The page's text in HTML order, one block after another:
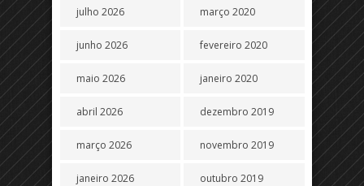
julho 2026
junho 2026
maio 2026
abril 2026
março 2026
janeiro 2026
março 2020
fevereiro 2020
janeiro 2020
dezembro 2019
novembro 2019
outubro 2019